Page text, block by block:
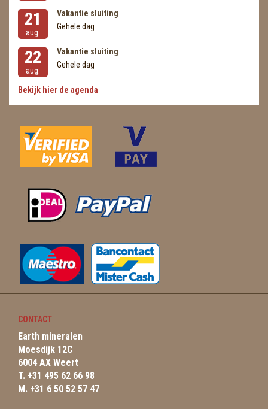
21
aug.
Vakantie sluiting
Gehele dag
22
aug.
Vakantie sluiting
Gehele dag
Bekijk hier de agenda
CONTACT
Earth mineralen
Moesdijk 12C
6004 AX Weert
T. +31 495 62 66 98
M. +31 6 50 52 57 47